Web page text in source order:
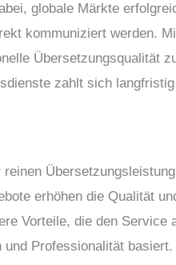
globale Märkte
kommuniziert werden.
Übersetzungsqualität
zahlt sich
erhöhen die Qualität
Vorteile, die den Service
Professionalität basiert.